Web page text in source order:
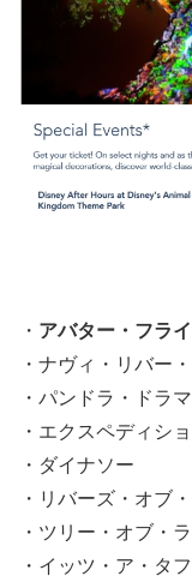
・ アバター・フラ
・ナヴィ・リバー
・パンドラ・ドラ
・エクスペディシ
・ダイナソー
・リバーズ・オブ
・ツリー・オブ・
・イッツ・ア・タ